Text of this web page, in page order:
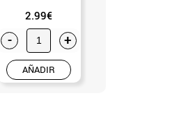
2.99€
- +
AÑADIR